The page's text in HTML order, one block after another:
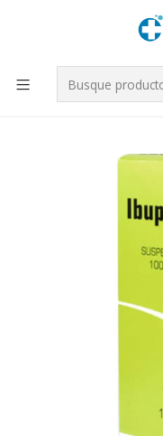
Tus compras tienen
para Chile | WhatsApp
Inicio
Ibuprofeno 100 mg /